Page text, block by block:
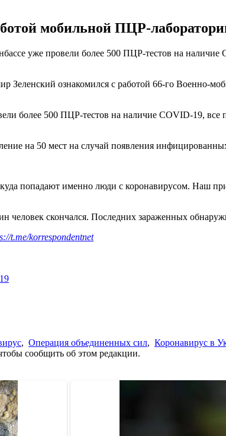
мобильной ПЦР-
уже провели более 500 ПЦР-тестов на
Зеленский ознакомился с работой 66-го Военно-
более 500 ПЦР-тестов на наличие COVID-19, все
на 50 мест на случай появления
попадают именно люди с коронавирусом. Наш
человек скончался. Последних зараженных
t.me/korrespondentnet
, Операция объединенных сил, Коронавирус в
сообщить об этом редакции.